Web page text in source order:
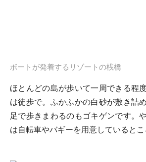
ボートが発着するリゾートの桟橋
ほとんどの島が歩いて一周できる程
は徒歩で。ふかふかの白砂が敷き詰
足で歩きまわるのもゴキゲンです。
は自転車やバギーを用意しているとこ